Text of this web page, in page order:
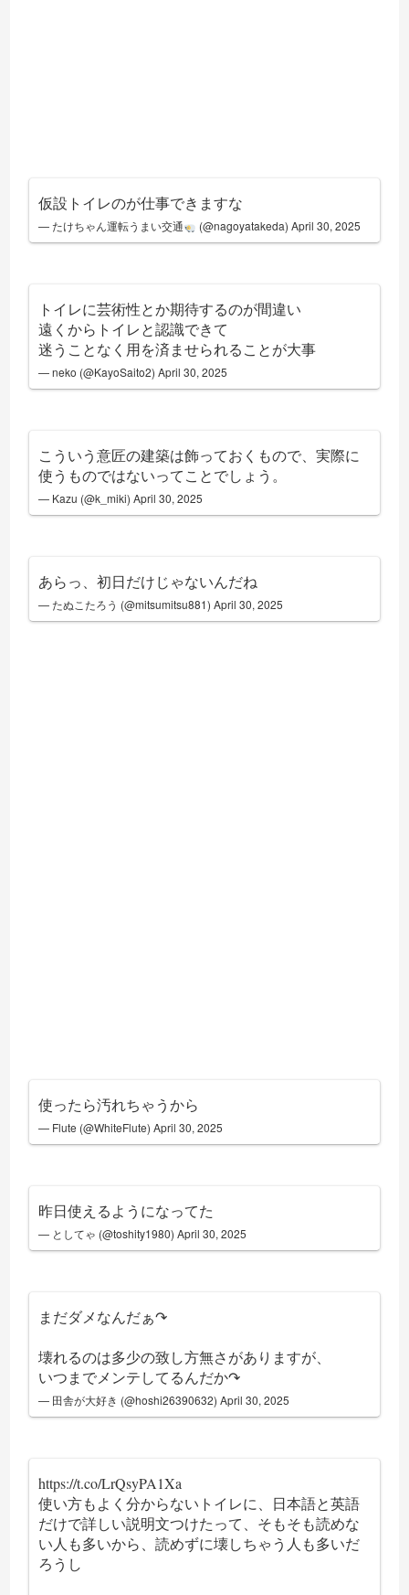
仮設トイレのが仕事できますな
— たけちゃん運転うまい交通 (@nagoyatakeda) April 30, 2025
トイレに芸術性とか期待するのが間違い
遠くからトイレと認識できて
迷うことなく用を済ませられることが大事
— neko (@KayoSaito2)April 30, 2025
こういう意匠の建築は飾っておくもので、実際に
使うものではないってことでしょう。
— Kazu (@k_miki)April 30, 2025
あらっ、初日だけじゃないんだね
— たぬこたろう (@mitsumitsu881)April 30, 2025
使ったら汚れちゃうから
— Flute (@WhiteFlute)April 30, 2025
昨日使えるようになってた
— としてゃ (@toshity1980)April 30, 2025
まだダメなんだぁ↷
壊れるのは多少の致し方無さがありますが、
いつまでメンテしてるんだか↷
— 田舎が大好き (@hoshi26390632)April 30, 2025
https://t.co/LrQsyPA1Xa
使い方もよく分からないトイレに、日本語と英語
だけで詳しい説明文つけたって、そもそも読めな
い人も多いから、読めずに壊しちゃう人も多いだ
ろうし